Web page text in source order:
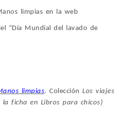
limpias en la web
“Día Mundial del lavado de
limpias. Colección Los viajes
la ficha en Libros para chicos)